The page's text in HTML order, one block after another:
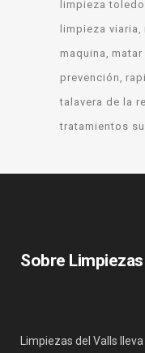
limpieza toledo
limpieza viaria
maquina
prevención
talavera de la
tratamientos
Sobre
Limpiezas del Valls